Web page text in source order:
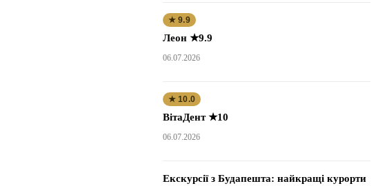
★ 9.9
Леон ★9.9
06.07.2026
★ 10.0
ВітаДент ★10
06.07.2026
Екскурсії з Будапешта: найкращі курорти